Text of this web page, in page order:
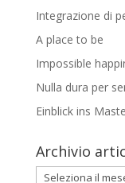
Integrazione di
A place to be
Impossible
Nulla dura per
Einblick ins
Archivio
Archivio